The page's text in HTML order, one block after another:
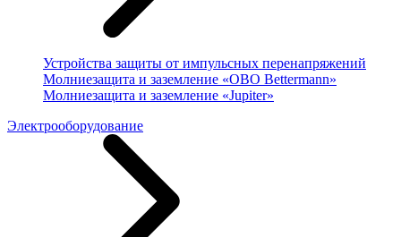
Устройства защиты от импульсных перенапряжений
Молниезащита и заземление «OBO Bettermann»
Молниезащита и заземление «Jupiter»
Электрооборудование